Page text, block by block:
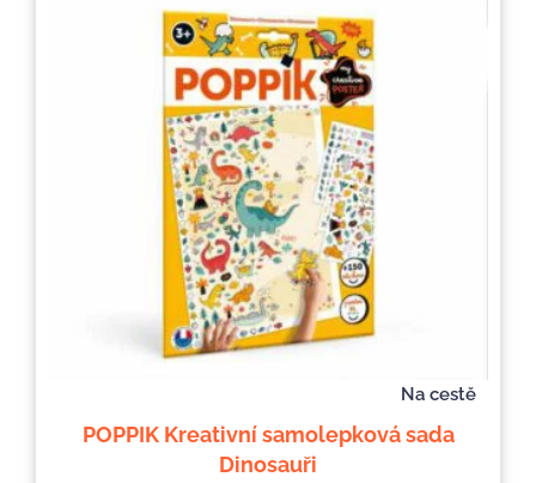
Na cestě
POPPIK Kreativní samolepková sada
Dinosauři